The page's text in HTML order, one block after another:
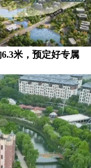
米，预定好专属